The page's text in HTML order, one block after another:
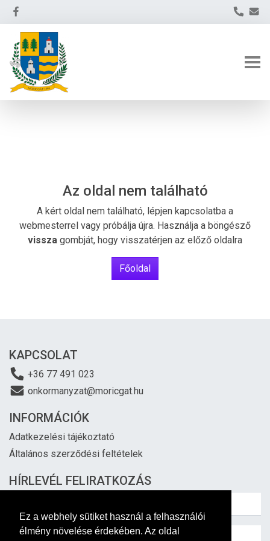
Ez a webhely sütiket használ a felhasználói
élmény növelése érdekében. Az oldal
Az oldal nem található
A kért oldal nem található, lépjen kapcsolatba a
webmesterrel vagy próbálja újra. Használja a böngésző
vissza gombját, hogy visszatérjen az előző oldalra
Főoldal
KAPCSOLAT
+36 77 491 023
onkormanyzat@moricgat.hu
INFORMÁCIÓK
Adatkezelési tájékoztató
Általános szerződési feltételek
HÍRLEVÉL FELIRATKOZÁS